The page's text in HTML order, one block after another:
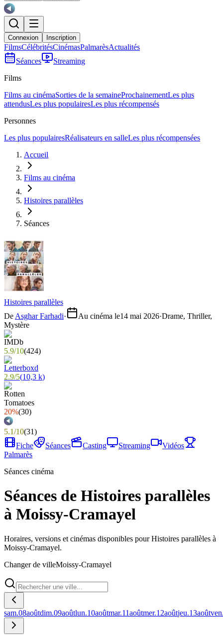
Connexion Inscription
FilmsCélébritésCinémasPalmarèsActualités
Séances
Streaming
Films
Films au cinémaSorties de la semaineProchainementLes plus
attendusLes plus populairesLes plus récompensés
Personnes
Les plus populairesRéalisateurs en salleLes plus récompensées
Accueil
Films au cinéma
Histoires parallèles
Séances
Histoires parallèles
De Asghar Farhadi· Au cinéma le14 mai 2026·Drame, Thriller,
Mystère
5.9/10(424)
2.9/5(10,3 k)
20%(30)
5.1/10(31)
Fiche
Séances Casting Streaming
Vidéos
Palmarès
Séances cinéma
Séances de Histoires parallèles
à Moissy-Cramayel
Horaires, versions et cinémas disponibles pour Histoires parallèles à
Moissy-Cramayel.
Changer de villeMoissy-Cramayel
sam.08aoûtdim.09aoûtlun.10aoûtmar.11aoûtmer.12aoûtjeu.13août